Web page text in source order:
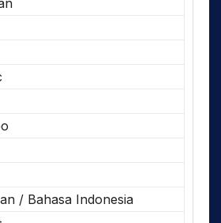
/ Bahasa Indonesia